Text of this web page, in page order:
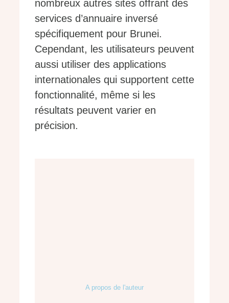
nombreux autres sites offrant des
services d’annuaire inversé
spécifiquement pour Brunei.
Cependant, les utilisateurs peuvent
aussi utiliser des applications
internationales qui supportent cette
fonctionnalité, même si les
résultats peuvent varier en
précision.
A propos de l'auteur